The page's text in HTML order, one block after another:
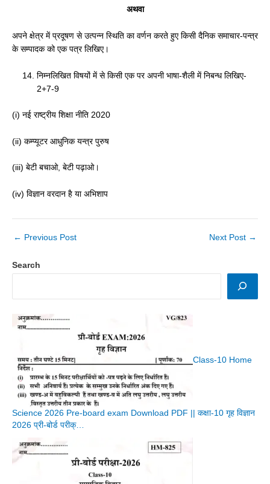
अथवा
अपने क्षेत्र में प्रदूषण से उत्पन्न स्थिति का वर्णन करते हुए किसी दैनिक समाचार-पन्त्र
के सम्पादक को एक पत्र लिखिए।
निम्नलिखित विषयों में से किसी एक पर अपनी भाषा-शैली में निबन्ध लिखिए-
2+7-9
(i) नई राष्ट्रीय शिक्षा नीति 2020
(ii) कम्प्यूटर आधुनिक यन्त्र पुरुष
(iii) बेटी बचाओ, बेटी पढ़ाओ।
(iv) विज्ञान वरदान है या अभिशाप
← Previous Post Next Post →
Search
Class-10 Home
Science 2026 Pre-board exam Download PDF || कक्षा-10 गृह विज्ञान
2026 प्री-बोर्ड परीक्…